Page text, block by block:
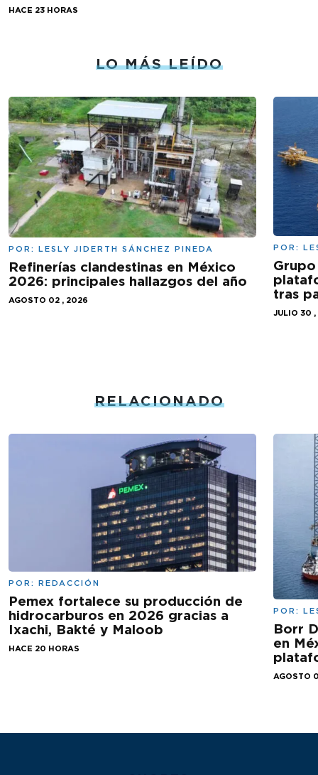
HACE 23 HORAS
LO MÁS LEÍDO
POR: LESLY JIDERTH SÁNCHEZ PINEDA
Refinerías clandestinas en México
2026: principales hallazgos del año
AGOSTO 02 , 2026
POR:
tras
JULIO 30
RELACIONADO
POR: REDACCIÓN
Pemex fortalece su producción de
hidrocarburos en 2026 gracias a
Ixachi, Bakté y Maloob
HACE 20 HORAS
POR:
Borr
en
AGOSTO